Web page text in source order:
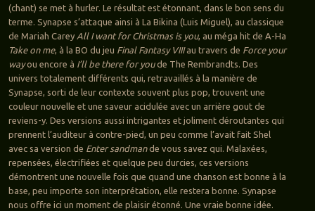
(chant) se met à hurler. Le résultat est étonnant, dans le bon sens du
terme. Synapse s’attaque ainsi à La Bikina (Luis Miguel), au classique
de Mariah Carey All I want for Christmas is you, au méga hit de A-Ha
Take on me, à la BO du jeu Final Fantasy VIIIau travers de Force your
wayou encore à I’ll be there for youde The Rembrandts. Des
univers totalement différents qui, retravaillés à la manière de
Synapse, sorti de leur contexte souvent plus pop, trouvent une
couleur nouvelle et une saveur acidulée avec un arrière gout de
reviens-y. Des versions aussi intrigantes et joliment déroutantes qui
prennent l’auditeur à contre-pied, un peu comme l’avait fait Shel
avec sa version de Enter sandmande vous savez qui. Malaxées,
repensées, électrifiées et quelque peu durcies, ces versions
démontrent une nouvelle fois que quand une chanson est bonne à la
base, peu importe son interprétation, elle restera bonne. Synapse
nous offre ici un moment de plaisir étonné. Une vraie bonne idée.